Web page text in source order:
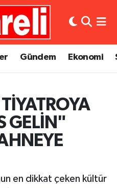
Gündem Ekonomi
GELİN"
en dikkat çeken kültür
Haritası
ve Fikstür